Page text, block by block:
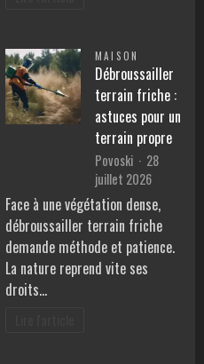
MAISON
Débroussailler
terrain friche :
astuces pour un
terrain propre
Povoski
28
juillet 2026
Face à une végétation dense,
débroussailler terrain friche
demande méthode et patience.
La nature reprend vite ses
droits…